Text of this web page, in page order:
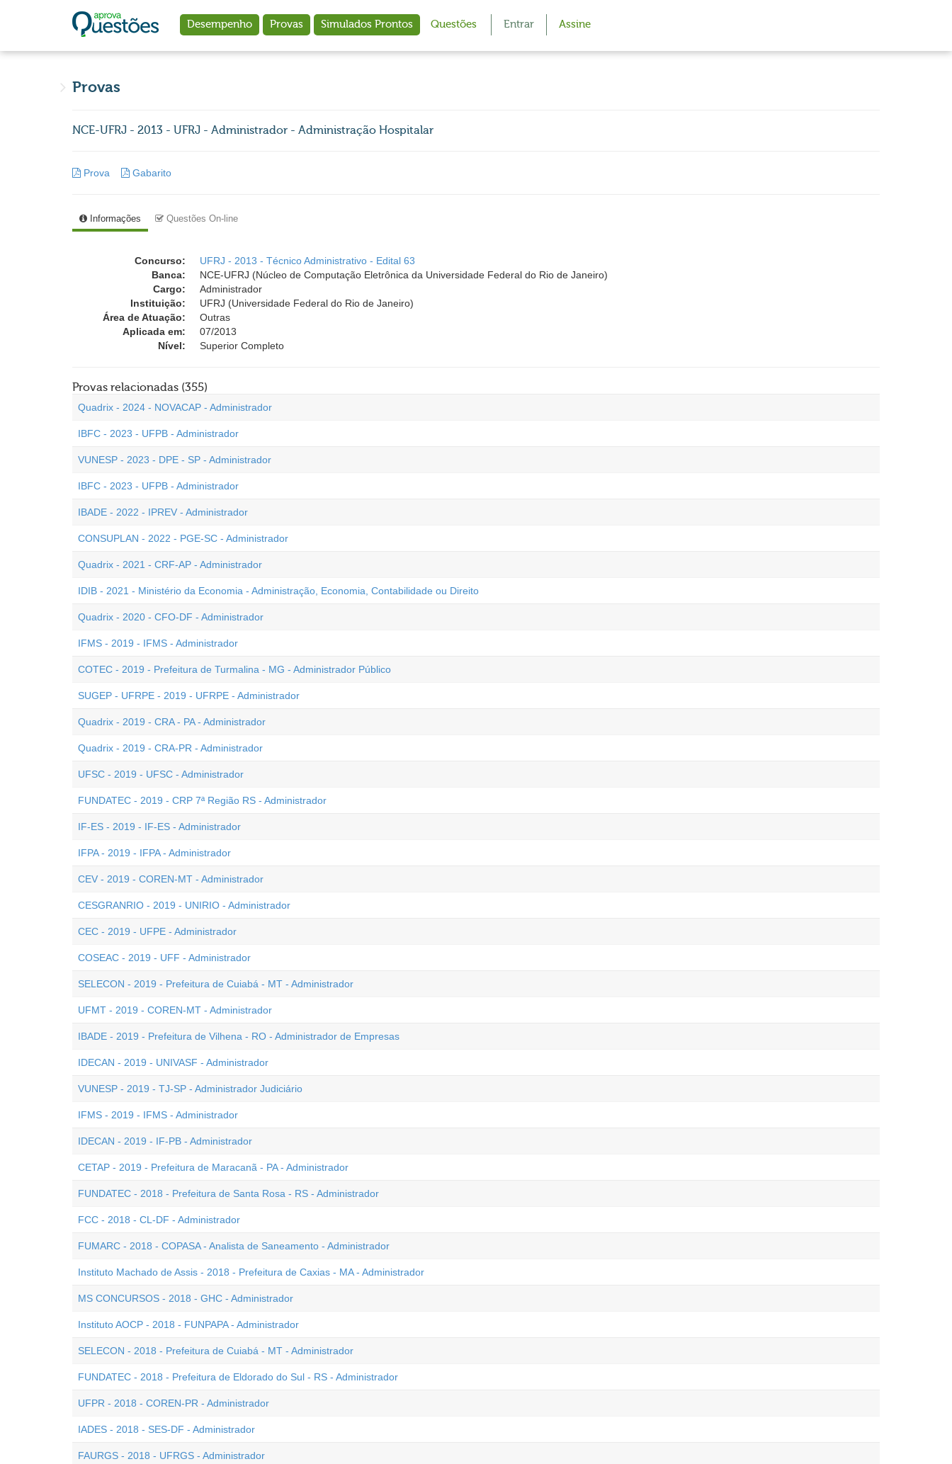
Desempenho Provas Simulados Prontos Questões Entrar Assine
Provas
NCE-UFRJ - 2013 - UFRJ - Administrador - Administração Hospitalar
Prova Gabarito
Informações Questões On-line
Concurso:
UFRJ - 2013 - Técnico Administrativo - Edital 63
Banca:
NCE-UFRJ (Núcleo de Computação Eletrônica da Universidade Federal do Rio de Janeiro)
Cargo:
Administrador
Instituição:
UFRJ (Universidade Federal do Rio de Janeiro)
Área de Atuação:
Outras
Aplicada em:
07/2013
Nível:
Superior Completo
Provas relacionadas (355)
Quadrix - 2024 - NOVACAP - Administrador
IBFC - 2023 - UFPB - Administrador
VUNESP - 2023 - DPE - SP - Administrador
IBFC - 2023 - UFPB - Administrador
IBADE - 2022 - IPREV - Administrador
CONSUPLAN - 2022 - PGE-SC - Administrador
Quadrix - 2021 - CRF-AP - Administrador
IDIB - 2021 - Ministério da Economia - Administração, Economia, Contabilidade ou Direito
Quadrix - 2020 - CFO-DF - Administrador
IFMS - 2019 - IFMS - Administrador
COTEC - 2019 - Prefeitura de Turmalina - MG - Administrador Público
SUGEP - UFRPE - 2019 - UFRPE - Administrador
Quadrix - 2019 - CRA - PA - Administrador
Quadrix - 2019 - CRA-PR - Administrador
UFSC - 2019 - UFSC - Administrador
FUNDATEC - 2019 - CRP 7ª Região RS - Administrador
IF-ES - 2019 - IF-ES - Administrador
IFPA - 2019 - IFPA - Administrador
CEV - 2019 - COREN-MT - Administrador
CESGRANRIO - 2019 - UNIRIO - Administrador
CEC - 2019 - UFPE - Administrador
COSEAC - 2019 - UFF - Administrador
SELECON - 2019 - Prefeitura de Cuiabá - MT - Administrador
UFMT - 2019 - COREN-MT - Administrador
IBADE - 2019 - Prefeitura de Vilhena - RO - Administrador de Empresas
IDECAN - 2019 - UNIVASF - Administrador
VUNESP - 2019 - TJ-SP - Administrador Judiciário
IFMS - 2019 - IFMS - Administrador
IDECAN - 2019 - IF-PB - Administrador
CETAP - 2019 - Prefeitura de Maracanã - PA - Administrador
FUNDATEC - 2018 - Prefeitura de Santa Rosa - RS - Administrador
FCC - 2018 - CL-DF - Administrador
FUMARC - 2018 - COPASA - Analista de Saneamento - Administrador
Instituto Machado de Assis - 2018 - Prefeitura de Caxias - MA - Administrador
MS CONCURSOS - 2018 - GHC - Administrador
Instituto AOCP - 2018 - FUNPAPA - Administrador
SELECON - 2018 - Prefeitura de Cuiabá - MT - Administrador
FUNDATEC - 2018 - Prefeitura de Eldorado do Sul - RS - Administrador
UFPR - 2018 - COREN-PR - Administrador
IADES - 2018 - SES-DF - Administrador
FAURGS - 2018 - UFRGS - Administrador